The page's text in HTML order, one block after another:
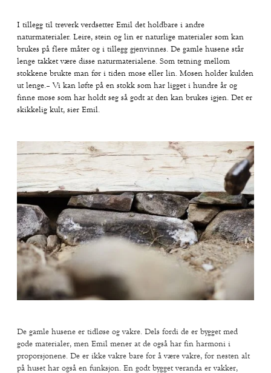
I tillegg til treverk verdsetter Emil det holdbare i andre
naturmaterialer. Leire, stein og lin er naturlige materialer som kan
brukes på flere måter og i tillegg gjenvinnes. De gamle husene står
lenge takket være disse naturmaterialene. Som tetning mellom
stokkene brukte man før i tiden mose eller lin. Mosen holder kulden
ut lenge.– Vi kan løfte på en stokk som har ligget i hundre år og
finne mose som har holdt seg så godt at den kan brukes igjen. Det er
skikkelig kult, sier Emil.
De gamle husene er tidløse og vakre. Dels fordi de er bygget med
gode materialer, men Emil mener at de også har fin harmoni i
proporsjonene. De er ikke vakre bare for å være vakre, for nesten alt
på huset har også en funksjon. En godt bygget veranda er vakker,